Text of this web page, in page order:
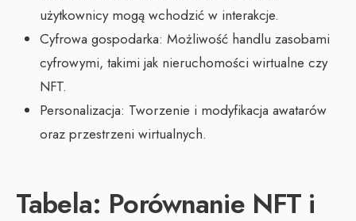
użytkownicy mogą wchodzić w interakcje.
Cyfrowa gospodarka: Możliwość handlu zasobami
cyfrowymi, takimi jak nieruchomości wirtualne czy
NFT.
Personalizacja: Tworzenie i modyfikacja awatarów
oraz przestrzeni wirtualnych.
Tabela: Porównanie NFT i